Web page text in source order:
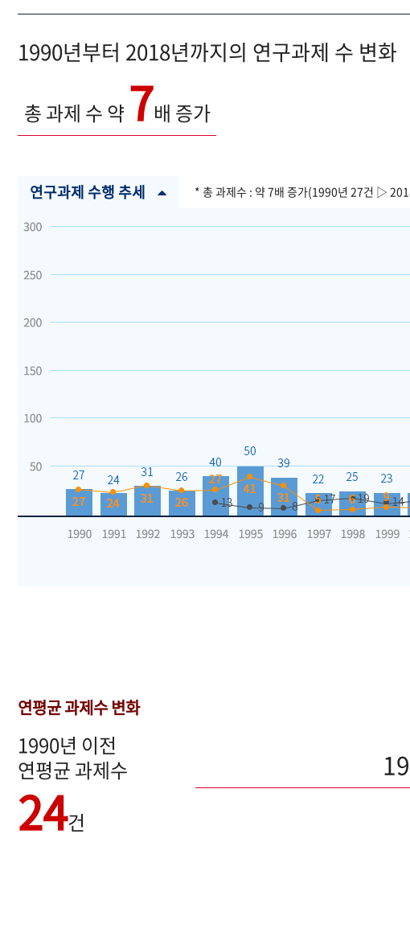
1990년부터 2018년까지의 연구과제 수 변화
총 과제 수 약7배 증가
연구과제 수행 추세 * 총 과제수 : 약 7배 증가(1990년 27건 ▷
연평균 과제수 변화
1990년 이전
연평균 과제수
24건